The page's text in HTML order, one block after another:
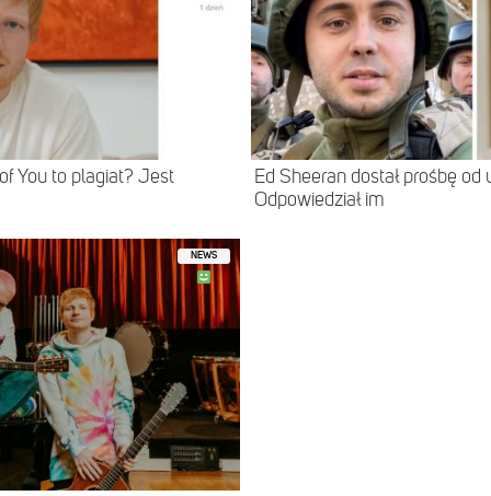
You to plagiat? Jest
Ed Sheeran dostał prośbę
Odpowiedział im
NEWS